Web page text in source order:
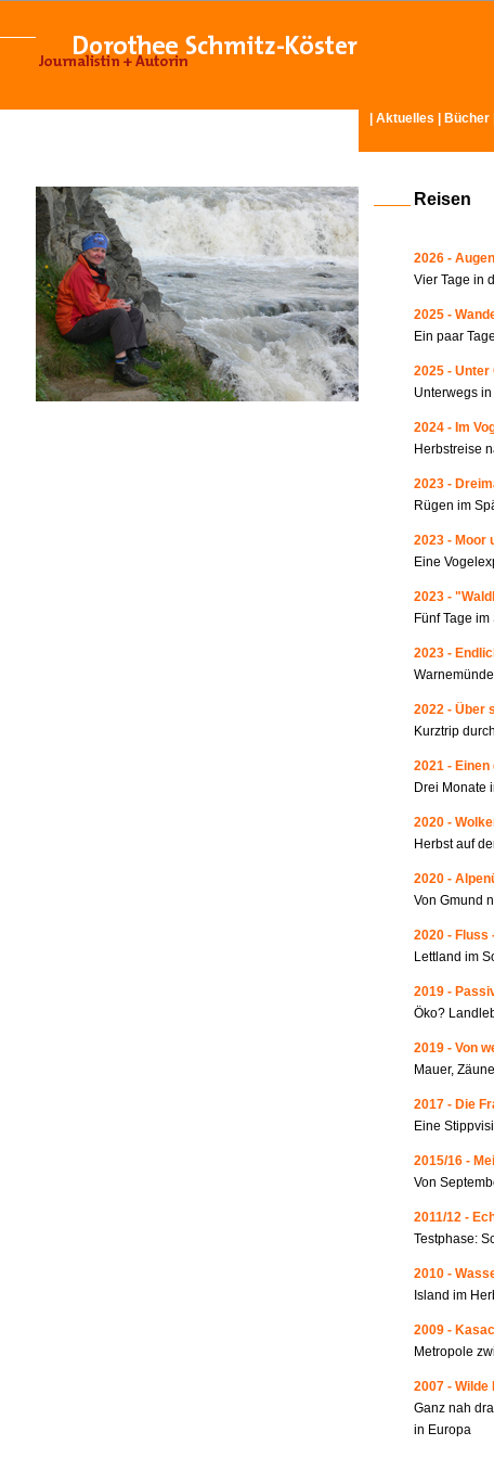
Aktuelles Bücher
Reisen
2026 -
Vier Tage in
2025 -
Ein paar
2025 - Unter
Unterwegs
2024 - Im
Herbstreise
2023 -
Rügen im
2023 - Moor
Eine
2023 -
Fünf Tage
2023 -
2022 - Über
Kurztrip
2021 -
Drei Monate
2020 -
Herbst auf
2020 -
Von Gmund
2020 - Fluss
Lettland im
2019 -
Öko?
2019 - Von
Mauer,
2017 - Die
Eine
2015/16 -
Von
2011/12 -
Testphase:
2010 -
Island im
2009 -
Metropole
2007 -
Ganz nah
in Europa